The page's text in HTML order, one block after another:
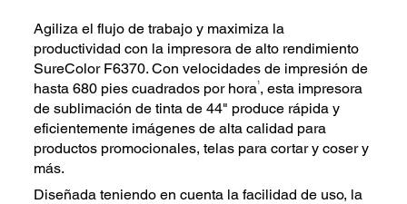
Agiliza el flujo de trabajo y maximiza la
productividad con la impresora de alto rendimiento
SureColor F6370. Con velocidades de impresión de
hasta 680 pies cuadrados por hora1, esta impresora
de sublimación de tinta de 44" produce rápida y
eficientemente imágenes de alta calidad para
productos promocionales, telas para cortar y coser y
más.
Diseñada teniendo en cuenta la facilidad de uso, la